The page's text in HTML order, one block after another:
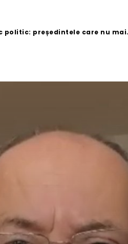
politic: președintele care nu